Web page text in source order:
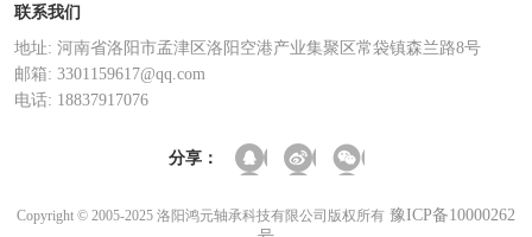
联系我们
地址: 河南省洛阳市孟津区洛阳空港产业集聚区常袋镇森兰路8号
邮箱: 3301159617@qq.com
电话: 18837917076
分享：
Copyright © 2005-2025 洛阳鸿元轴承科技有限公司版权所有 豫ICP备10000262